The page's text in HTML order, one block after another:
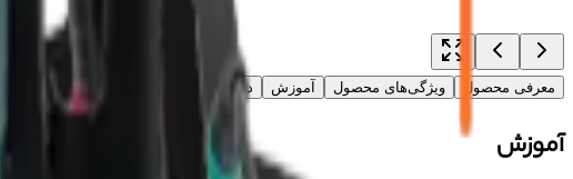
معرفی محصول ویژگی‌های محصول آموزش دیدگاه‌ها (۰)
آموزش